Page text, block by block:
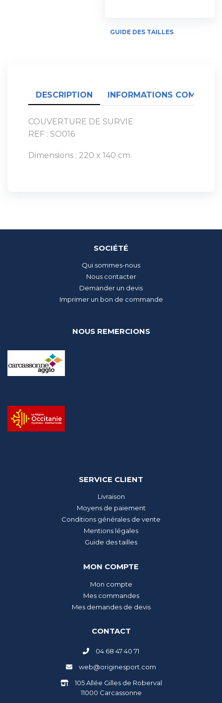
GUIDE DES TAILLES
DESCRIPTION INFORMATIONS
COUVERTURE DE SURVIE
REF : SO016
Dimensions : 220 x 140 cm.
SOCIÉTÉ
Qui sommes-nous
Nous contacter
Demander un devis
Imprimer un bon de commande
NOUS REMERCIONS
SERVICE CLIENT
Livraison
Moyens de paiement
Conditions générales de vente
Mentions légales
Guide des tailles
MON COMPTE
Mon compte
Mes commandes
Mes demandes de devis
CONTACT
04 68 47 40 71
web@originesport.com
105 Allée Gilles de Roberval
11000 Carcassonne